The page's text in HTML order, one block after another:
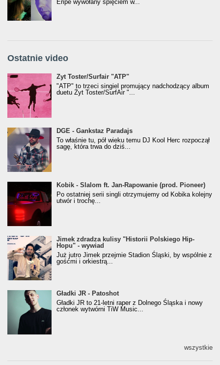
Eripe wywołany spięciem w...
Ostatnie video
Żyt Toster/SurfAir - ATP VIDEO
Żyt Toster/Surfair "ATP"
"ATP" to trzeci singiel promujący nadchodzący album
duetu Żyt Toster/SurfAir "...
donGURALesko z nagrodą za
Klasyczny/Trueschoolowy Album Roku
(Popkillery 2023)
DGE - Gankstaz Paradajs
To właśnie tu, pół wieku temu DJ Kool Herc rozpoczął
sagę, która trwa do dziś...
Kobik - Slalom ft. Jan-Rapowanie (prod. Pioneer)
[Official Music Visualiser]
Kobik - Slalom ft. Jan-Rapowanie (prod. Pioneer)
Po ostatniej serii singli otrzymujemy od Kobika kolejny
utwór i trochę...
Jimek zdradza kulisy "Historii Polskiego Hip-
Hopu" - wywiad
Jimek zdradza kulisy "Historii Polskiego Hip-
Hopu" - wywiad
Już jutro Jimek przejmie Stadion Śląski, by wspólnie z
gośćmi i orkiestrą...
Gładki JR - Patoshot
Gładki JR - Patoshot
Gładki JR to 21-letni raper z Dolnego Śląska i nowy
członek wytwórni TiW Music...
wszystkie